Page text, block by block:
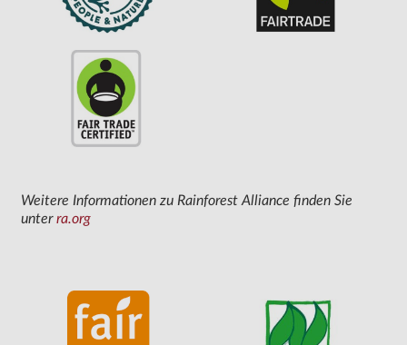
Weitere Informationen zu Rainforest Alliance finden Sie
unterra.org